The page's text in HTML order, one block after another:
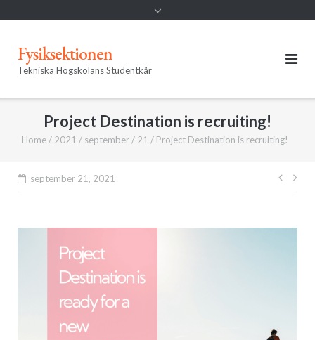
Fysiksektionen
Tekniska Högskolans Studentkår
Project Destination is recruiting!
Home / 2021 / september / 21 / Project Destination is recruiting!
september 21, 2021